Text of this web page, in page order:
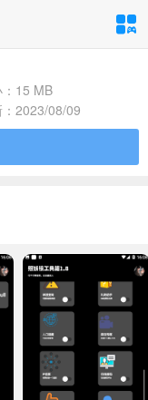
模拟经营
1百+款手游
：15 MB
：2023/08/09